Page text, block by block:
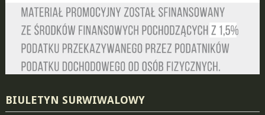
BIULETYN SURWIWALOWY